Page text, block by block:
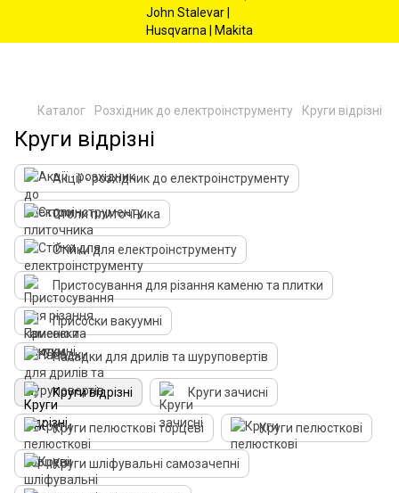
Каталог Розхідник до електроінструменту Круги відрізні
Круги відрізні
Акції - розхідник до електроінструменту
Столи плиточника
Стійки для електроінструменту
Пристосування для різання каменю та плитки
Присоски вакуумні
Насадки для дрилів та шуруповертів
Круги відрізні Круги зачисні
Круги пелюсткові торцеві Круги пелюсткові
Круги шліфувальні самозачепні